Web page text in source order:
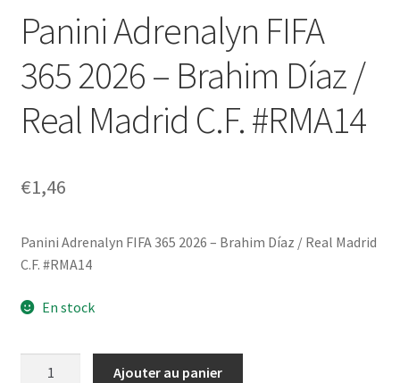
Panini Adrenalyn FIFA
365 2026 – Brahim Díaz /
Real Madrid C.F. #RMA14
€1,46
Panini Adrenalyn FIFA 365 2026 – Brahim Díaz / Real Madrid
C.F. #RMA14
En stock
Ajouter au panier